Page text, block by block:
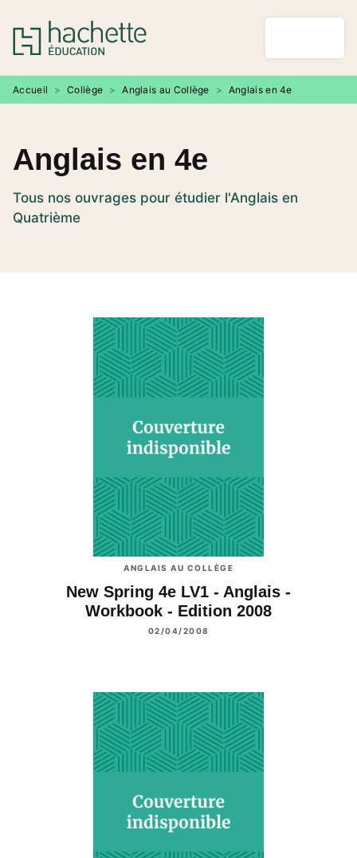
MENU RECHERCHE
PIED DE PAGE
Accueil > Collège > Anglais au Collège > Anglais en 4e
Anglais en 4e
Tous nos ouvrages pour étudier l'Anglais en
Quatrième
ANGLAIS AU COLLÈGE
New Spring 4e LV1 - Anglais -
Workbook - Edition 2008
02/04/2008